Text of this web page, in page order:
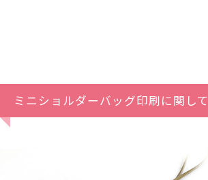
ミニショルダーバッグ印刷に関して